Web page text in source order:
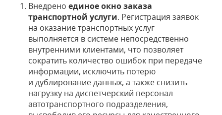
Внедрено единое окно заказа
транспортной услуги. Регистрация заявок
на оказание транспортных услуг
выполняется в системе непосредственно
внутренними клиентами, что позволяет
сократить количество ошибок при передаче
информации, исключить потерю
и дублирование данных, а также снизить
нагрузку на диспетчерский персонал
автотранспортного подразделения,